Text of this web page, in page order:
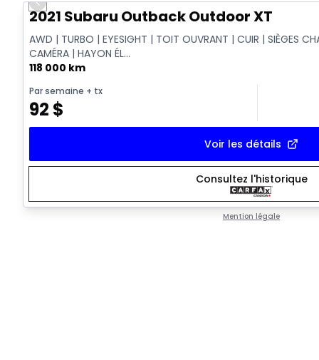
Vidéo disponible
Previous slide
2021 Subaru Outback Outdoor XT
AWD | TURBO | EYESIGHT | TOIT OUVRANT | CUIR | SIÈGES
CAMÉRA | HAYON ÉL...
118 000 km
Par semaine + tx
92 $
Voir les détails
Consultez l'historique
Mention légale